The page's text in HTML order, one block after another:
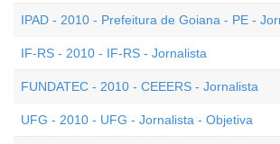
IPAD - 2010 - Prefeitura de Goiana - PE -
IF-RS - 2010 - IF-RS - Jornalista
FUNDATEC - 2010 - CEEERS - Jornalista
UFG - 2010 - UFG - Jornalista - Objetiva